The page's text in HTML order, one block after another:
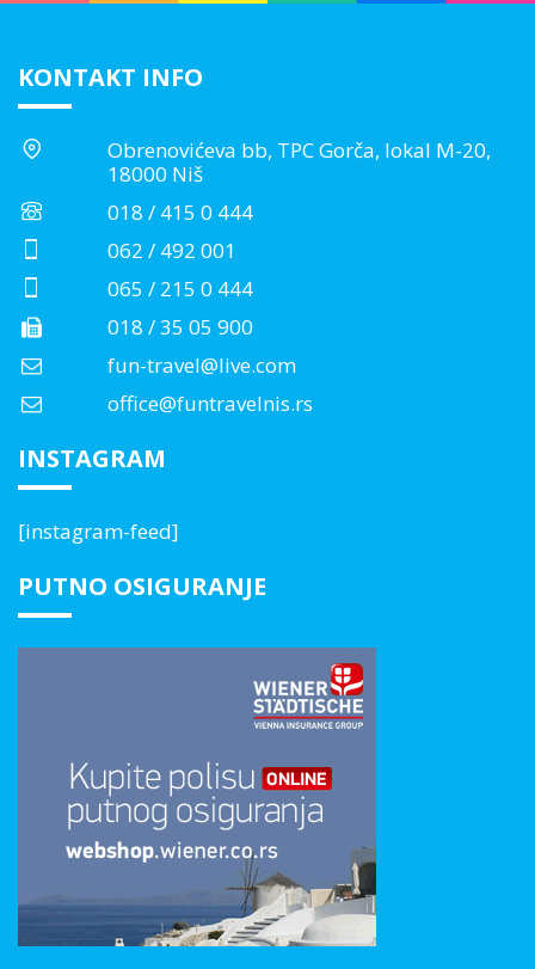
KONTAKT INFO
Obrenovićeva bb, TPC Gorča, lokal M-20,
18000 Niš
018 / 415 0 444
062 / 492 001
065 / 215 0 444
018 / 35 05 900
fun-travel@live.com
office@funtravelnis.rs
INSTAGRAM
[instagram-feed]
PUTNO OSIGURANJE